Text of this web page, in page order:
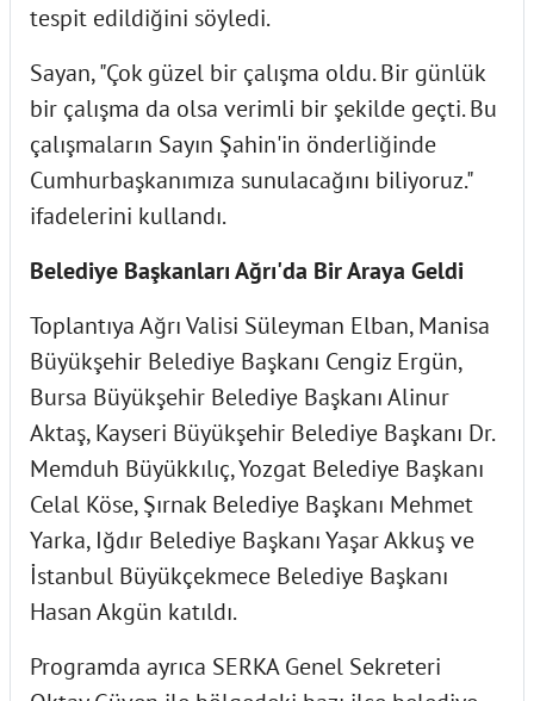
tespit edildiğini söyledi.
Sayan, "Çok güzel bir çalışma oldu. Bir günlük
bir çalışma da olsa verimli bir şekilde geçti. Bu
çalışmaların Sayın Şahin'in önderliğinde
Cumhurbaşkanımıza sunulacağını biliyoruz."
ifadelerini kullandı.
Belediye Başkanları Ağrı'da Bir Araya Geldi
Toplantıya Ağrı Valisi Süleyman Elban, Manisa
Büyükşehir Belediye Başkanı Cengiz Ergün,
Bursa Büyükşehir Belediye Başkanı Alinur
Aktaş, Kayseri Büyükşehir Belediye Başkanı Dr.
Memduh Büyükkılıç, Yozgat Belediye Başkanı
Celal Köse, Şırnak Belediye Başkanı Mehmet
Yarka, Iğdır Belediye Başkanı Yaşar Akkuş ve
İstanbul Büyükçekmece Belediye Başkanı
Hasan Akgün katıldı.
Programda ayrıca SERKA Genel Sekreteri